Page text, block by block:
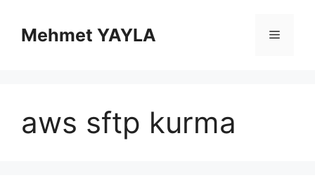
Mehmet YAYLA Menü
aws sftp kurma